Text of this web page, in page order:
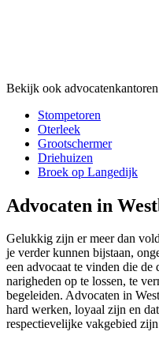
Bekijk ook
Stompetoren
Oterleek
Grootschermer
Driehuizen
Broek op Langedijk
Advocaten in
Gelukkig zijn er meer dan
je verder kunnen bijstaan,
een advocaat te vinden die
narigheden op te lossen, te
begeleiden. Advocaten in
hard werken, loyaal zijn en
respectievelijke vakgebied